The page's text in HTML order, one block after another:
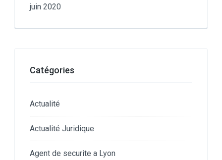
juin 2020
Catégories
Actualité
Actualité Juridique
Agent de securite a Lyon